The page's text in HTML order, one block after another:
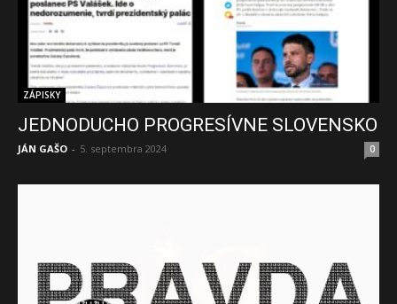
ZÁPISKY
JEDNODUCHO PROGRESÍVNE SLOVENSKO
JÁN GAŠO - 5. septembra 2024 0